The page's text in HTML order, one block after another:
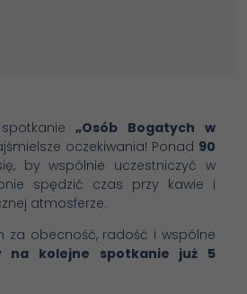
„Osób Bogatych w
oczekiwania! Ponad 90
by wspólnie uczestniczyć w
spędzić czas przy kawie i
atmosferze.
za obecność, radość i wspólne
na kolejne spotkanie już 5